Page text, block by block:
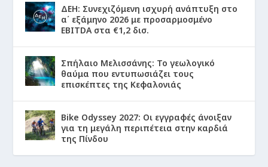
ΔΕΗ: Συνεχιζόμενη ισχυρή ανάπτυξη στο
α΄ εξάμηνο 2026 με προσαρμοσμένο
EBITDA στα €1,2 δισ.
Σπήλαιο Μελισσάνης: Το γεωλογικό
θαύμα που εντυπωσιάζει τους
επισκέπτες της Κεφαλονιάς
Bike Odyssey 2027: Οι εγγραφές άνοιξαν
για τη μεγάλη περιπέτεια στην καρδιά
της Πίνδου